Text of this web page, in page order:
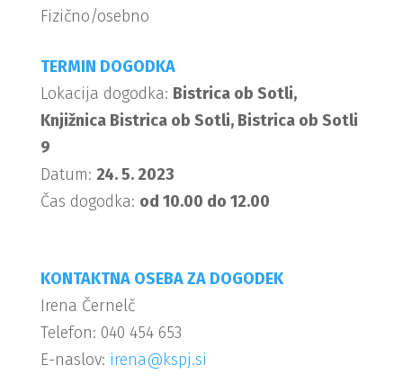
Fizično/osebno
TERMIN DOGODKA
Lokacija dogodka: Bistrica ob Sotli,
Knjižnica Bistrica ob Sotli, Bistrica ob Sotli
9
Datum: 24. 5. 2023
Čas dogodka: od 10.00 do 12.00
KONTAKTNA OSEBA ZA DOGODEK
Irena Černelč
Telefon: 040 454 653
E-naslov: irena@kspj.si